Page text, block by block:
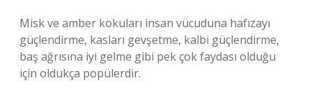
Misk ve amber kokuları insan vücuduna hafızayı
güçlendirme, kasları gevşetme, kalbi güçlendirme,
baş ağrısına iyi gelme gibi pek çok faydası olduğu
için oldukça popülerdir.